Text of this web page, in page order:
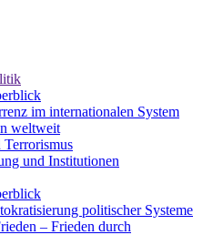
im internationalen System
weltweit
und Institutionen
politischer Systeme
– Frieden durch